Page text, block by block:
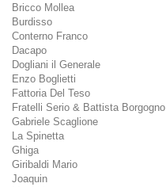
Bricco Mollea
Burdisso
Conterno Franco
Dacapo
Dogliani il Generale
Enzo Boglietti
Fattoria Del Teso
Fratelli Serio & Battista Borgogno
Gabriele Scaglione
La Spinetta
Ghiga
Giribaldi Mario
Joaquin